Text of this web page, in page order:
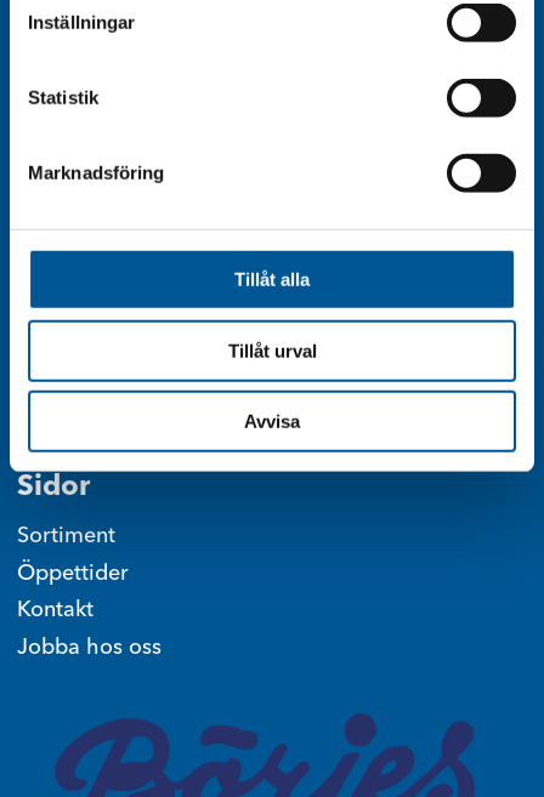
Inställningar
Statistik
Marknadsföring
Tillåt alla
Tillåt urval
Avvisa
Hitta hit
362 30 Tingsryd
Börjes Tingsryd är ett familjeägt varuhus i södra
Småland, beläget mellan Växjö och Ronneby.
Verksamheten startade 1944 med försäljning av
textilvaror i en lokal på 20 kvadratmeter.
Företaget har sedan dess vuxit successivt och
disponerar idag närmare 9 000 kvadratmeter.
FacebookInstagram
Sidor
Sortiment
Öppettider
Kontakt
Jobba hos oss